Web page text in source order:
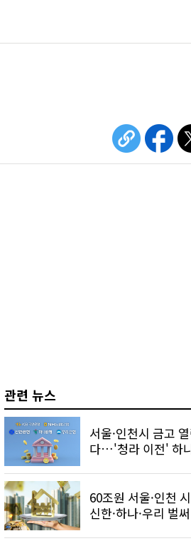
관련 뉴스
서울·인천시 금고
다…'청라 이전' 하
60조원 서울·인천
신한·하나·우리 벌